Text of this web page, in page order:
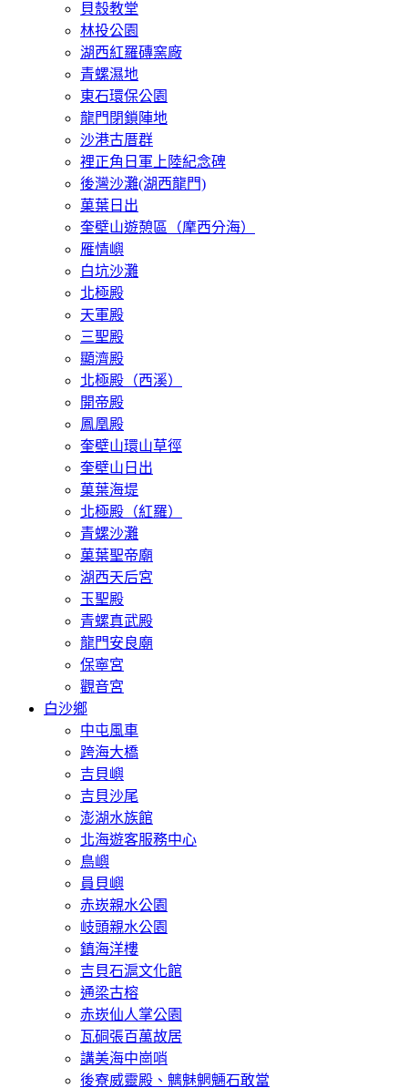
貝殼教堂
林投公園
湖西紅羅磚窯廠
青螺濕地
東石環保公園
龍門閉鎖陣地
沙港古厝群
裡正角日軍上陸紀念碑
後灣沙灘(湖西龍門)
菓葉日出
奎壁山遊憩區（摩西分海）
雁情嶼
白坑沙灘
​北極殿
天軍殿
三聖殿
顯濟殿
北極殿（西溪）
開帝殿
鳳凰殿
奎壁山環山草徑
奎壁山日出
菓葉海堤
北極殿（紅羅）
青螺沙灘
菓葉聖帝廟
湖西天后宮
玉聖殿
青螺真武殿
龍門安良廟
保寧宮
觀音宮
白沙鄉
中屯風車
跨海大橋
吉貝嶼
吉貝沙尾
澎湖水族館
北海遊客服務中心
鳥嶼
員貝嶼
赤崁親水公園
岐頭親水公園
鎮海洋樓
吉貝石滬文化館
通梁古榕
赤崁仙人掌公園
瓦硐張百萬故居
講美海中崗哨
後寮威靈殿、魑魅魍魎石敢當